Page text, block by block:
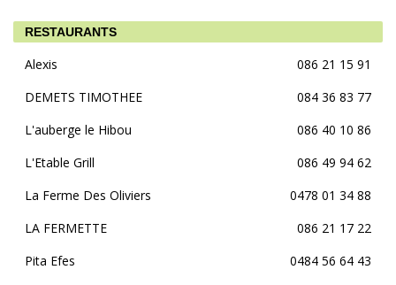
RESTAURANTS
Alexis
086 21 15 91
DEMETS TIMOTHEE
084 36 83 77
L'auberge le Hibou
086 40 10 86
L'Etable Grill
086 49 94 62
La Ferme Des Oliviers
0478 01 34 88
LA FERMETTE
086 21 17 22
Pita Efes
0484 56 64 43